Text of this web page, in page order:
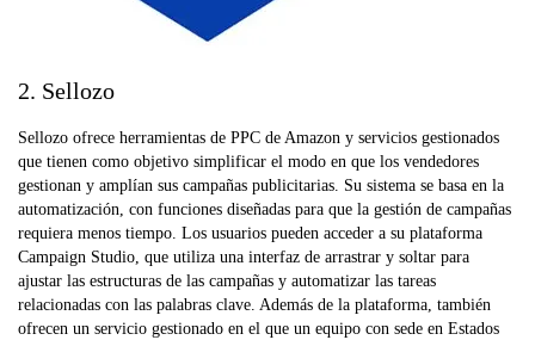
2. Sellozo
Sellozo ofrece herramientas de PPC de Amazon y servicios gestionados
que tienen como objetivo simplificar el modo en que los vendedores
gestionan y amplían sus campañas publicitarias. Su sistema se basa en la
automatización, con funciones diseñadas para que la gestión de campañas
requiera menos tiempo. Los usuarios pueden acceder a su plataforma
Campaign Studio, que utiliza una interfaz de arrastrar y soltar para
ajustar las estructuras de las campañas y automatizar las tareas
relacionadas con las palabras clave. Además de la plataforma, también
ofrecen un servicio gestionado en el que un equipo con sede en Estados